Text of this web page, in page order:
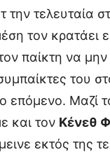
την τελευταία
τον κρατάει
παίκτη να μην
του
επόμενο. Μαζί
και τον Κένεθ
εκτός της